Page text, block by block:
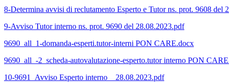
8-Determina avvisi di reclutamento Esperto e Tutor ns. prot. 9608 del
9-Avviso Tutor interno ns. prot. 9690 del 28.08.2023.pdf
9690_all_1-domanda-esperti.tutor-interni PON CARE.docx
9690_all_-2_scheda-autovalutazione-esperto.tutor interno PON
10-9691_Avviso Esperto interno _ 28.08.2023.pdf